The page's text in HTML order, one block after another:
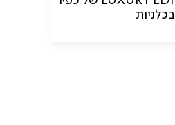
בכלניות